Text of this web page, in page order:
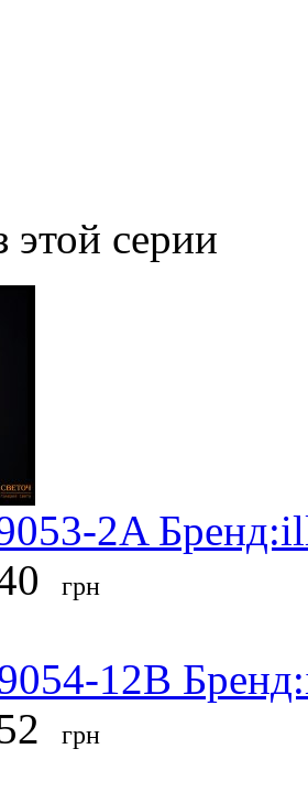
серии
2A Бренд:
грн
12B Бренд:
грн